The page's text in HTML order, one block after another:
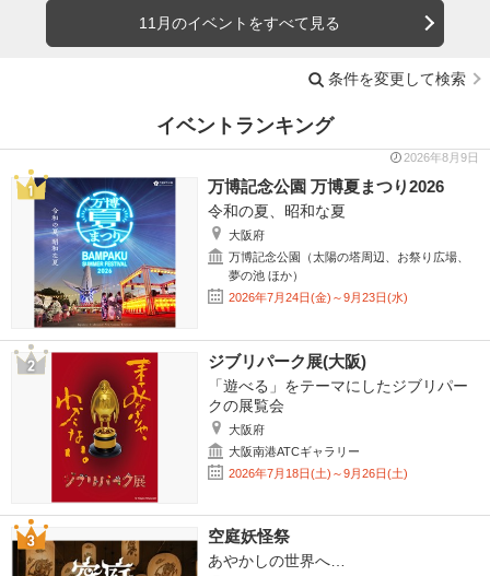
11月のイベントをすべて見る
条件を変更して検索
イベントランキング
2026年8月9日
万博記念公園 万博夏まつり2026
令和の夏、昭和な夏
大阪府
万博記念公園（太陽の塔周辺、お祭り広場、
夢の池 ほか）
2026年7月24日(金)～9月23日(水)
ジブリパーク展(大阪)
「遊べる」をテーマにしたジブリパー
クの展覧会
大阪府
大阪南港ATCギャラリー
2026年7月18日(土)～9月26日(土)
空庭妖怪祭
あやかしの世界へ…